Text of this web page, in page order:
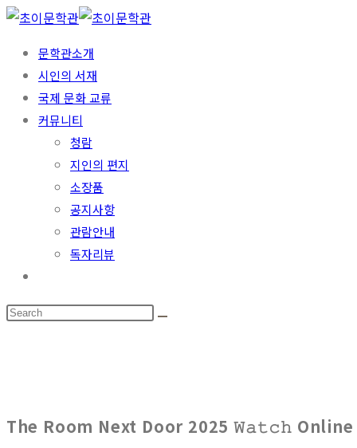
Skip
content문학관소개
시인의 서재
국제 문화 교류
커뮤니티
청람
지인의 편지
소장품
공지사항
관람안내
독자리뷰
search
The Room Next Door 2025 𝚆𝚊𝚝𝚌𝚑 Online